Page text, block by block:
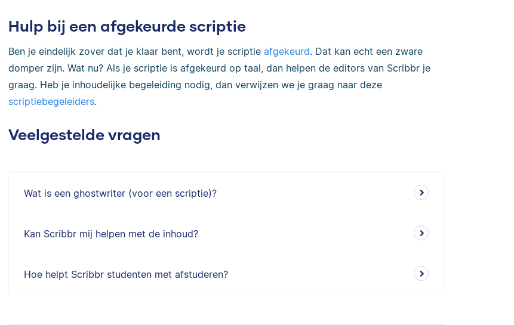
Hulp bij een afgekeurde scriptie
Ben je eindelijk zover dat je klaar bent, wordt je scriptie afgekeurd. Dat kan echt een zware
domper zijn. Wat nu? Als je scriptie is afgekeurd op taal, dan helpen de editors van Scribbr je
graag. Heb je inhoudelijke begeleiding nodig, dan verwijzen we je graag naar deze
scriptiebegeleiders.
Veelgestelde vragen
Wat is een ghostwriter (voor een scriptie)?
Kan Scribbr mij helpen met de inhoud?
Hoe helpt Scribbr studenten met afstuderen?